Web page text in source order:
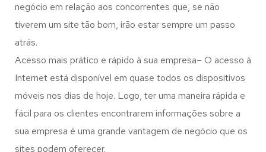
negócio em relação aos concorrentes que, se não
tiverem um site tão bom, irão estar sempre um passo
atrás.
Acesso mais prático e rápido à sua empresa– O acesso à
Internet está disponível em quase todos os dispositivos
móveis nos dias de hoje. Logo, ter uma maneira rápida e
fácil para os clientes encontrarem informações sobre a
sua empresa é uma grande vantagem de negócio que os
sites podem oferecer.